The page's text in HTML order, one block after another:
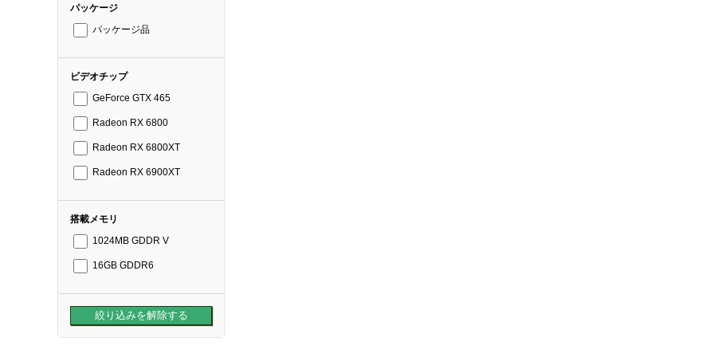
パッケージ
パッケージ品
ビデオチップ
GeForce GTX 465
Radeon RX 6800
Radeon RX 6800XT
Radeon RX 6900XT
搭載メモリ
1024MB GDDR V
16GB GDDR6